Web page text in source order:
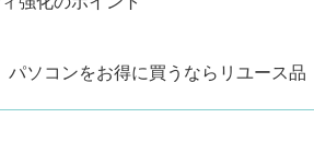
パソコンをお得に買うならリユース品